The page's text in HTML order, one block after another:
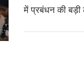
में प्रबंधन की बड़ी